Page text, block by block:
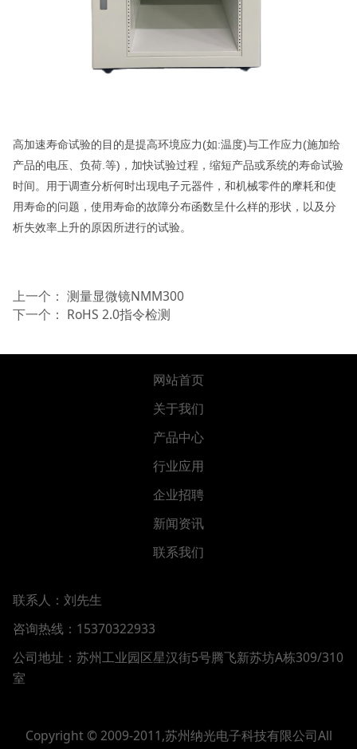
高加速寿命试验的目的是提高环境应力(如:温度)与工作应力(施加给
产品的电压、负荷.等)，加快试验过程，缩短产品或系统的寿命试验
时间。用于调查分析何时出现电子元器件，和机械零件的摩耗和使
用寿命的问题，使用寿命的故障分布函数呈什么样的形状，以及分
析失效率上升的原因所进行的试验。
上一个： 测量显微镜NMM300
下一个： RoHS 2.0指令检测
网站首页
关于我们
产品中心
行业应用
企业招聘
新闻资讯
联系我们
联系人：刘先生
咨询热线：15370322933
公司地址： 苏州工业园区星汉街5号腾飞新苏坊A栋309/310
室
Copyright © 2009-2011,苏州纳光电子科技有限公司All